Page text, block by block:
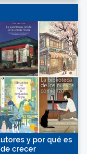
y por qué es
crecer